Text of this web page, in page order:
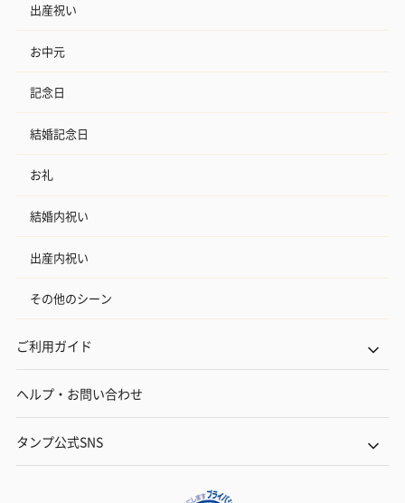
出産祝い
お中元
記念日
結婚記念日
お礼
結婚内祝い
出産内祝い
その他のシーン
ご利用ガイド
ヘルプ・お問い合わせ
タンプ公式SNS